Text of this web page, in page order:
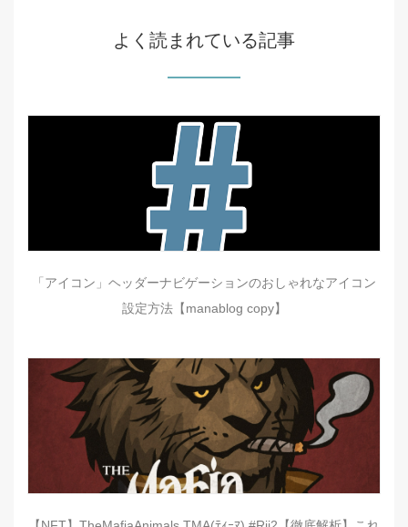
よく読まれている記事
「アイコン」ヘッダーナビゲーションのおしゃれなアイコン
設定方法【manablog copy】